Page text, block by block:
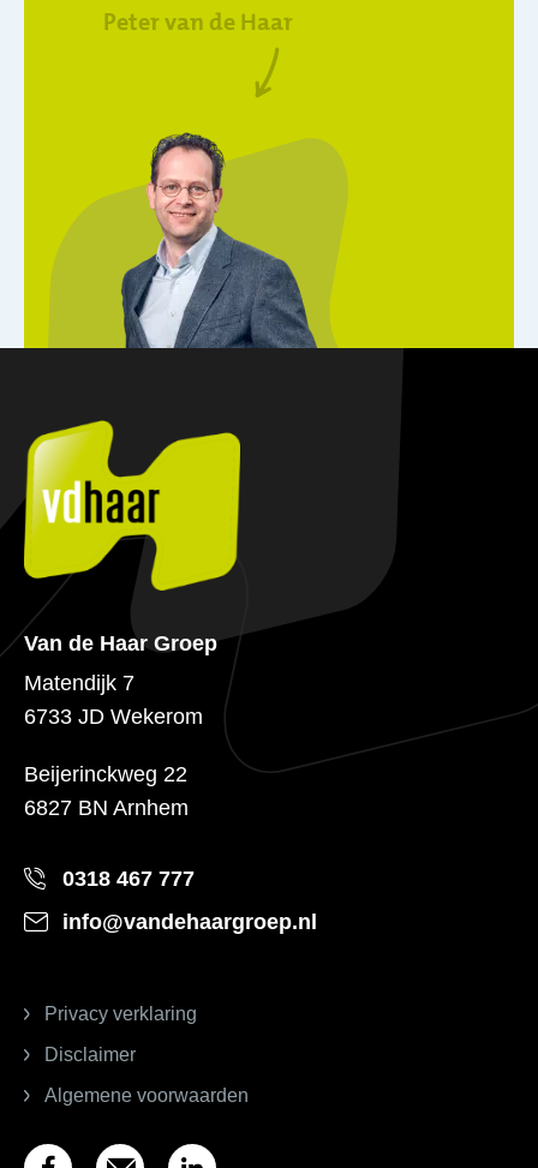
Peter van de Haar
Van de Haar Groep
Matendijk 7
6733 JD Wekerom
Beijerinckweg 22
6827 BN Arnhem
0318 467 777
info@vandehaargroep.nl
Privacy verklaring
Disclaimer
Algemene voorwaarden